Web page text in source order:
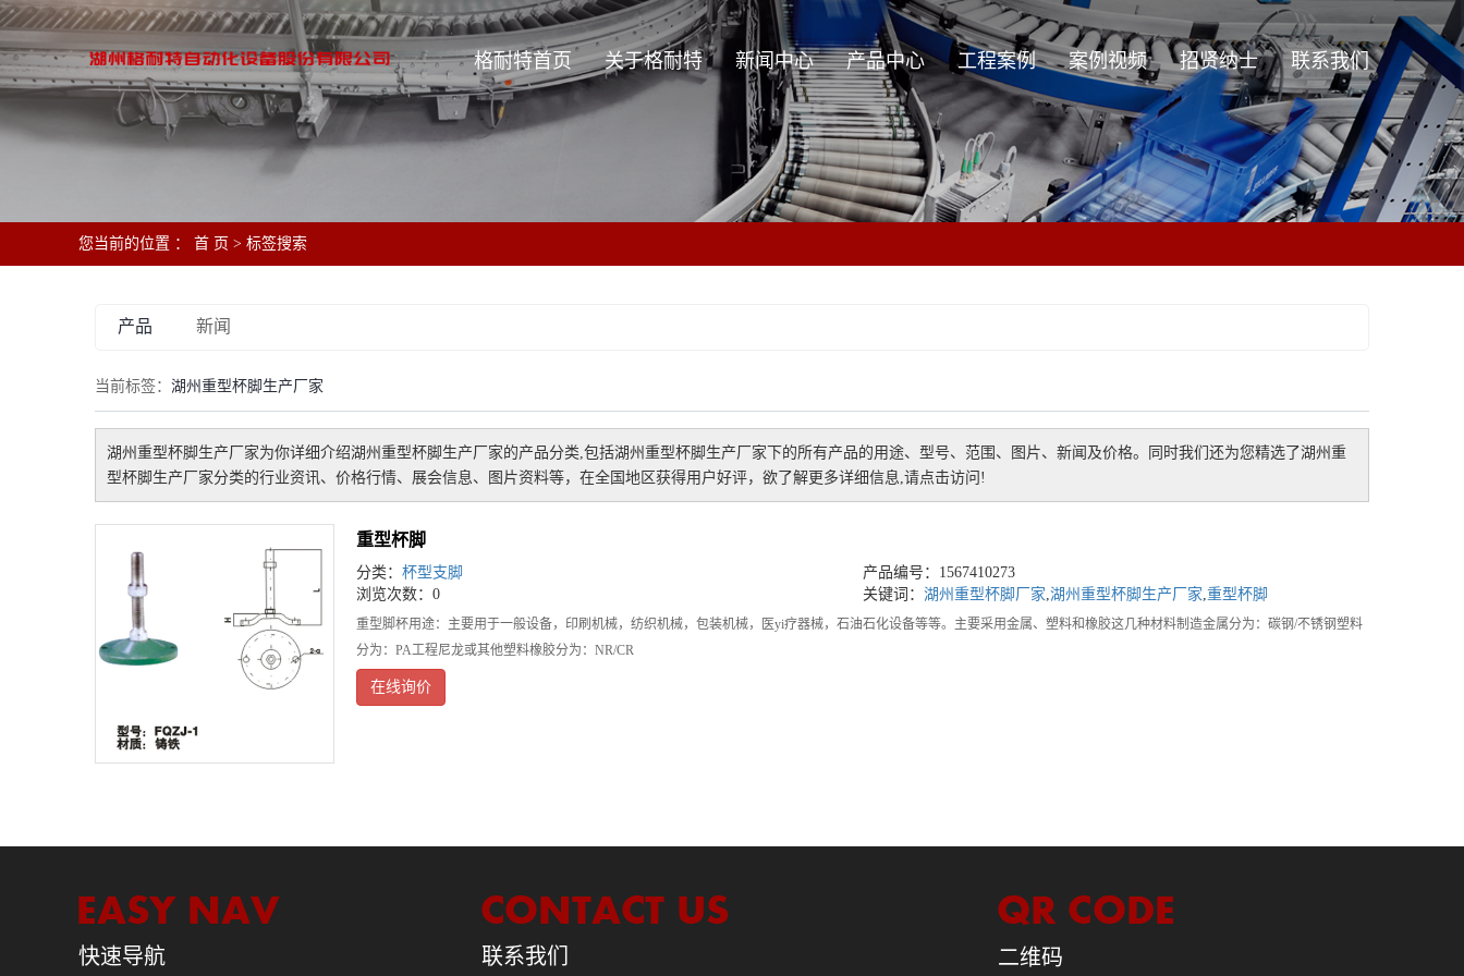
格耐特首页 关于格耐特
关于格耐特
新闻中心
公司新闻
行业资讯
技术资讯
产品中心
辊筒系列
零部件系列
输送设备系列
工程案例
工程案例
案例视频 招贤纳士 联系我们
您当前的位置 ： 首 页 > 标签搜索
产品 新闻
当前标签： 湖州重型杯脚生产厂家
湖州重型杯脚生产厂家为你详细介绍湖州重型杯脚生产厂家的产品分类,包括湖州重型杯脚生产厂家 下的所有产品的用途、型号、范围、图片、新闻及价格。同时我们还为您精选了湖州重
型杯脚生产厂家分类的行业资讯、价格行情、展会信息、图片资料等，在全国地区获得用户好评，欲了解更多详细信息,请点击访问!
重型杯脚
分类： 杯型支脚
产品编号：1567410273
浏览次数：0
关键词： 湖州重型杯脚厂家,湖州重型杯脚生产厂家,重型杯脚
重型脚杯用途：主要用于一般设备，印刷机械，纺织机械，包装机械，医yi疗器械，石油石化设备等等。主要采用金属、塑料和橡胶这几种材料制造金属分为：碳钢/不锈钢塑料
分为：PA工程尼龙或其他塑料橡胶分为：NR/CR
在线询价
快速导航 联系我们 二维码